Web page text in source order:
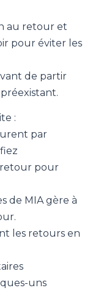
au retour et
pour éviter les
de partir
:
par
pour
de MIA gère à
les retours en
uns